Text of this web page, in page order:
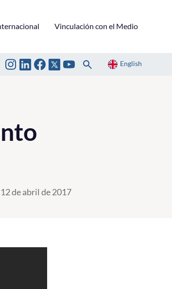
Vinculación con el Medio
English
de abril de 2017